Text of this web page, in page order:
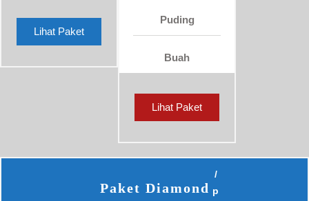
Lihat Paket
Puding
Buah
Lihat Paket
Paket Diamond
/
p